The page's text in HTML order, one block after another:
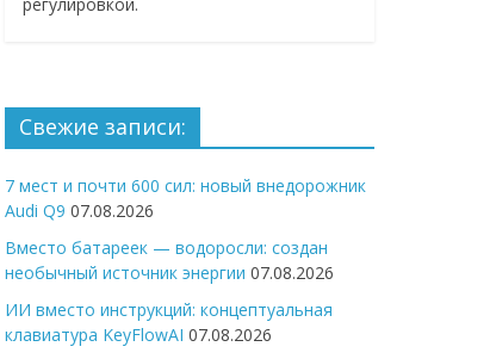
регулировкой.
Свежие записи:
7 мест и почти 600 сил: новый внедорожник
Audi Q9 07.08.2026
Вместо батареек — водоросли: создан
необычный источник энергии 07.08.2026
ИИ вместо инструкций: концептуальная
клавиатура KeyFlowAI 07.08.2026